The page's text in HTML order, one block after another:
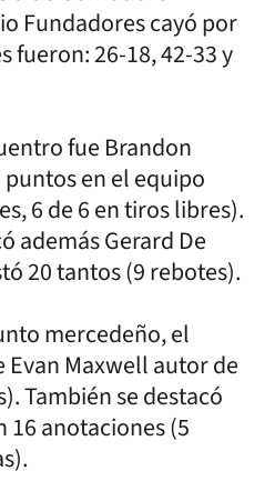
Fundadores cayó por
fueron: 26-18, 42-33 y
fue Brandon
en el equipo
6 de 6 en tiros libres).
además Gerard De
20 tantos (9 rebotes).
mercedeño, el
Maxwell autor de
También se destacó
16 anotaciones (5